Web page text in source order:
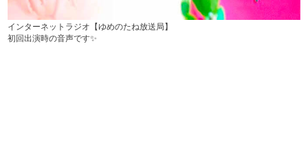
インターネットラジオ【ゆめのたね放送局】
初回出演時の音声です✨